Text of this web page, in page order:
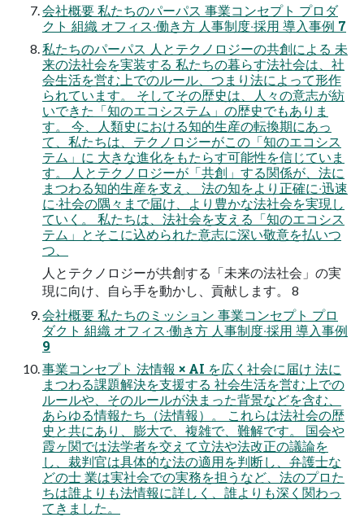
会社概要 私たちのパーパス 事業コンセプト プロダ
クト 組織 オフィス‧働き⽅ ⼈事制度‧採⽤ 導⼊事例 7
私たちのパーパス ⼈とテクノロジーの共創による 未
来の法社会を実装する 私たちの暮らす法社会は、社
会⽣活を営む上でのルール、つまり法によって形作
られています。 そしてその歴史は、⼈々の意志が紡
いできた「知のエコシステム」の歴史でもありま
す。 今、⼈類史における知的⽣産の転換期にあっ
て、私たちは、テクノロジーがこの「知のエコシス
テム」に ⼤きな進化をもたらす可能性を信じていま
す。 ⼈とテクノロジーが「共創」する関係が、法に
まつわる知的⽣産を⽀え、 法の知をより正確に‧迅速
に‧社会の隅々まで届け、より豊かな法社会を実現し
ていく。 私たちは、法社会を⽀える「知のエコシス
テム」とそこに込められた意志に深い敬意を払いつ
つ、
⼈とテクノロジーが共創する「未来の法社会」の実
現に向け、⾃ら⼿を動かし、貢献します。 8
会社概要 私たちのミッション 事業コンセプト プロ
ダクト 組織 オフィス‧働き⽅ ⼈事制度‧採⽤ 導⼊事例
9
事業コンセプト 法情報 × AI を広く社会に届け 法に
まつわる課題解決を⽀援する 社会⽣活を営む上での
ルールや、そのルールが決まった背景などを含む、
あらゆる情報たち（法情報）。 これらは法社会の歴
史と共にあり、膨⼤で、複雑で、難解です。 国会や
霞ヶ関では法学者を交えて⽴法や法改正の議論を
し、裁判官は具体的な法の適⽤を判断し、弁護⼠な
どの⼠ 業は実社会での実務を担うなど、法のプロた
ちは誰よりも法情報に詳しく、誰よりも深く関わっ
てきました。